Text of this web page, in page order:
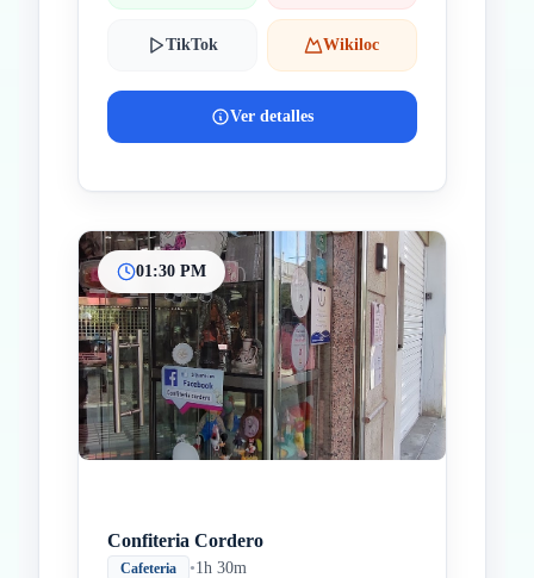
TikTok Wikiloc
Ver detalles
01:30 PM
Confiteria Cordero
Cafeteria •1h 30m